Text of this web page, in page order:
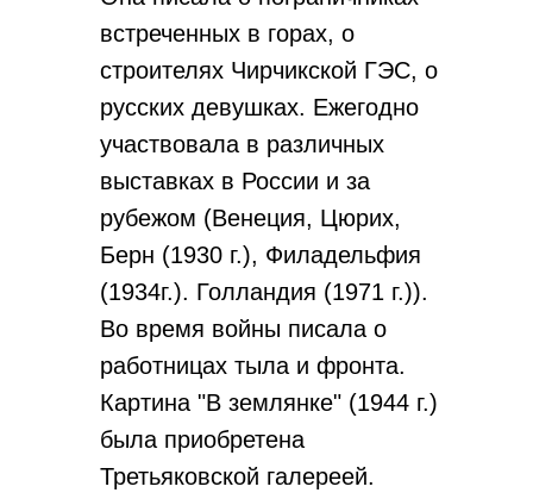
встреченных в горах, о
строителях Чирчикской ГЭС, о
русских девушках. Ежегодно
участвовала в различных
выставках в России и за
рубежом (Венеция, Цюрих,
Берн (1930 г.), Филадельфия
(1934г.). Голландия (1971 г.)).
Во время войны писала о
работницах тыла и фронта.
Картина "В землянке" (1944 г.)
была приобретена
Третьяковской галереей.